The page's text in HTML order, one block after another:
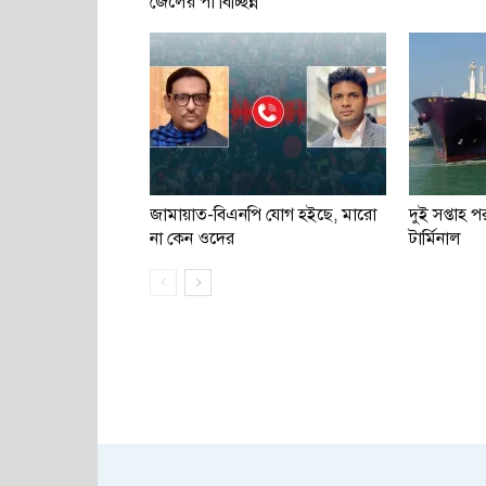
জামায়াত-বিএনপি যোগ হইছে, মারো
না কেন ওদের
দুই সপ্তাহ
টার্মিনাল